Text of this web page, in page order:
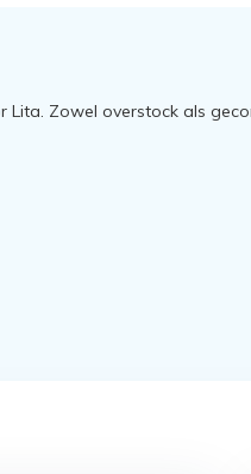
Lita. Zowel overstock als